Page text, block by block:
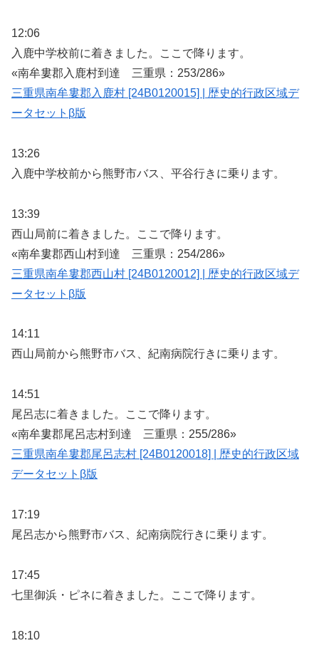
12:06
入鹿中学校前に着きました。ここで降ります。
«南牟婁郡入鹿村到達 三重県：253/286»
三重県南牟婁郡入鹿村 [24B0120015] | 歴史的行政区域デ
ータセットβ版
13:26
入鹿中学校前から熊野市バス、平谷行きに乗ります。
13:39
西山局前に着きました。ここで降ります。
«南牟婁郡西山村到達 三重県：254/286»
三重県南牟婁郡西山村 [24B0120012] | 歴史的行政区域デ
ータセットβ版
14:11
西山局前から熊野市バス、紀南病院行きに乗ります。
14:51
尾呂志に着きました。ここで降ります。
«南牟婁郡尾呂志村到達 三重県：255/286»
三重県南牟婁郡尾呂志村 [24B0120018] | 歴史的行政区域
データセットβ版
17:19
尾呂志から熊野市バス、紀南病院行きに乗ります。
17:45
七里御浜・ピネに着きました。ここで降ります。
18:10